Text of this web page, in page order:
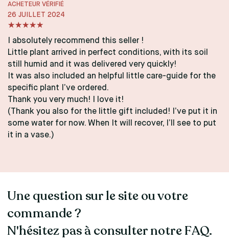
ACHETEUR VÉRIFIÉ
26 JUILLET 2024
I absolutely recommend this seller !
Little plant arrived in perfect conditions, with its soil
still humid and it was delivered very quickly!
It was also included an helpful little care-guide for the
specific plant I’ve ordered.
Thank you very much! I love it!
(Thank you also for the little gift included! I’ve put it in
some water for now. When It will recover, I’ll see to put
it in a vase.)
Une question sur le site ou votre
commande ?
N'hésitez pas à consulter notre FAQ.